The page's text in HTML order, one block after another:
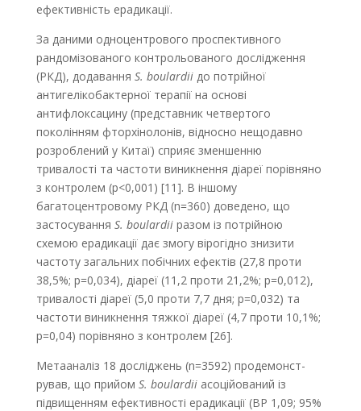
ефективність ерадикації.
За даними одноцентрового проспективного
рандомізованого контрольованого дослідження
(РКД), додавання S. boulardiiдо потрійної
антигелікобактерної терапії на основі
антифлоксацину (представник четвертого
поколінням фторхінолонів, відносно нещодавно
розроблений у Китаї) сприяє зменшенню
тривалості та частоти виникнення діареї порівняно
з контролем (р<0,001) [11]. В іншому
багатоцентровому РКД (n=360) доведено, що
застосування S. boulardii разом із потрійною
схемою ерадикації дає змогу вірогідно знизити
частоту загальних побічних ефектів (27,8 проти
38,5%; р=0,034), діареї (11,2 проти 21,2%; р=0,012),
тривалості діареї (5,0 проти 7,7 дня; p=0,032) та
частоти виникнення тяжкої діареї (4,7 проти 10,1%;
p=0,04) порівняно з контролем [26].
Метааналіз 18 досліджень (n=3592) продемонст­
рував, що прийом S. boulardiiасоційований із
підвищенням ефективності ерадикації (ВР 1,09; 95%